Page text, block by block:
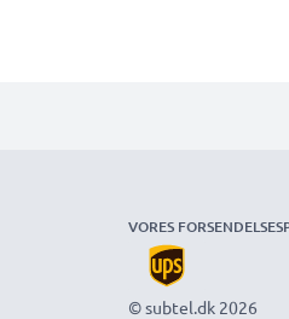
VORES
© subtel.dk 2026